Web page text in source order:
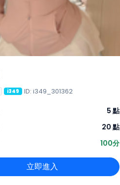
i349 ID: i349_301362
5 點
20 點
100分
立即進入